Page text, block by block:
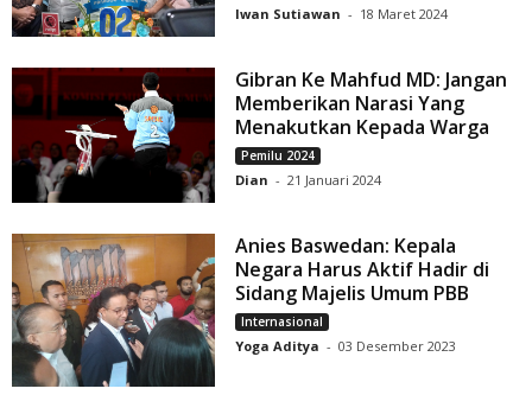
Iwan Sutiawan - 18 Maret 2024
Gibran Ke Mahfud MD: Jangan
Memberikan Narasi Yang
Menakutkan Kepada Warga
Pemilu 2024
Dian - 21 Januari 2024
Anies Baswedan: Kepala
Negara Harus Aktif Hadir di
Sidang Majelis Umum PBB
Internasional
Yoga Aditya - 03 Desember 2023